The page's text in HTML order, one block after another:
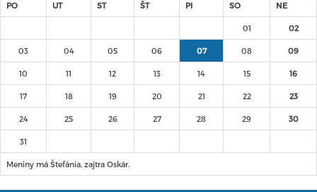
PO UT ST ŠT PI SO NE
01 02
03 04 05 06 07 08 09
10 11 12 13 14 15 16
17 18 19 20 21 22 23
24 25 26 27 28 29 30
31
Meniny má Štefánia, zajtra Oskár.